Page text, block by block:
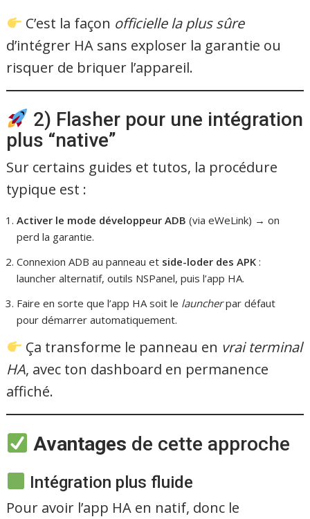
C’est la façon officielle la plus sûre
d’intégrer HA sans exploser la garantie ou
risquer de briquer l’appareil.
2) Flasher pour une intégration
plus “native”
Sur certains guides et tutos, la procédure
typique est :
Activer le mode développeur ADB (via eWeLink) → on
perd la garantie.
Connexion ADB au panneau et side-loder des APK :
launcher alternatif, outils NSPanel, puis l’app HA.
Faire en sorte que l’app HA soit le launcherpar défaut
pour démarrer automatiquement.
Ça transforme le panneau en vrai terminal
HA, avec ton dashboard en permanence
affiché.
Avantages de cette approche
Intégration plus fluide
Pour avoir l’app HA en natif, donc le